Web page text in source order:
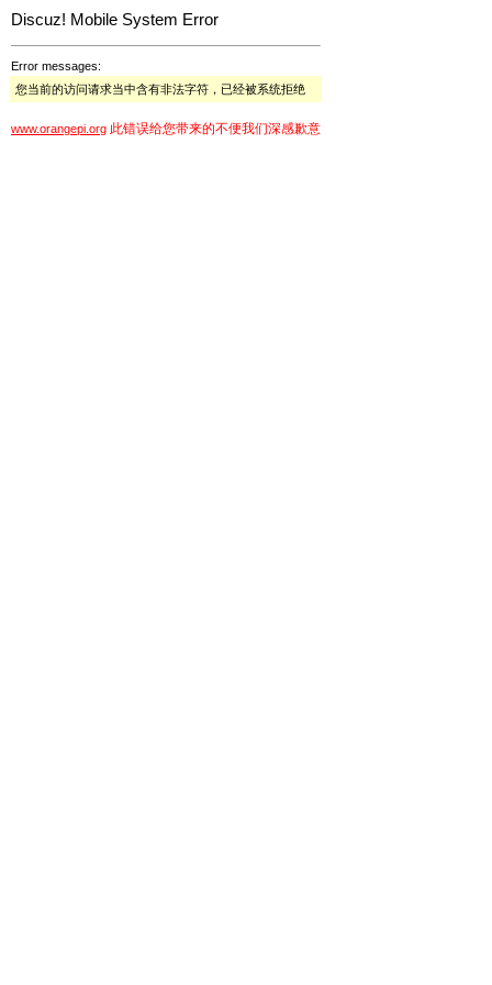
Discuz! Mobile System Error
Error messages:
您当前的访问请求当中含有非法字符，已经被系统拒绝
www.orangepi.org 此错误给您带来的不便我们深感歉意